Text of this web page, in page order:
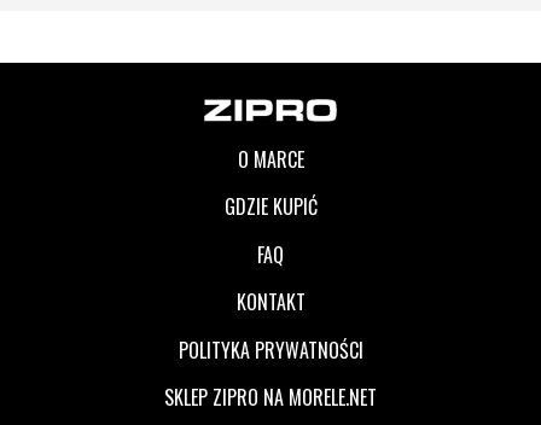
O MARCE
GDZIE KUPIĆ
FAQ
KONTAKT
POLITYKA PRYWATNOŚCI
SKLEP ZIPRO NA MORELE.NET